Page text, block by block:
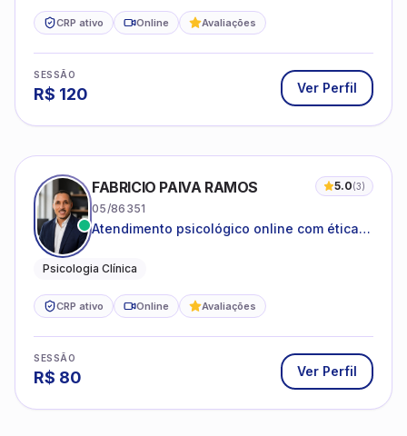
CRP ativo Online Avaliações
SESSÃO
R$ 120 Ver Perfil
FABRICIO PAIVA RAMOS 5.0(3)
05/86351
Atendimento psicológico online com ética,
Psicologia Clínica
CRP ativo Online Avaliações
SESSÃO
R$ 80 Ver Perfil